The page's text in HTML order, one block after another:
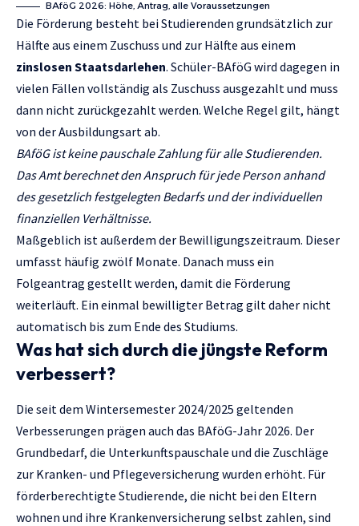
BAföG 2026: Höhe, Antrag, alle Voraussetzungen
Die Förderung besteht bei Studierenden grundsätzlich zur
Hälfte aus einem Zuschuss und zur Hälfte aus einem
zinslosen Staatsdarlehen. Schüler-BAföG wird dagegen in
vielen Fällen vollständig als Zuschuss ausgezahlt und muss
dann nicht zurückgezahlt werden. Welche Regel gilt, hängt
von der Ausbildungsart ab.
BAföG ist keine pauschale Zahlung für alle Studierenden.
Das Amt berechnet den Anspruch für jede Person anhand
des gesetzlich festgelegten Bedarfs und der individuellen
finanziellen Verhältnisse.
Maßgeblich ist außerdem der Bewilligungszeitraum. Dieser
umfasst häufig zwölf Monate. Danach muss ein
Folgeantrag gestellt werden, damit die Förderung
weiterläuft. Ein einmal bewilligter Betrag gilt daher nicht
automatisch bis zum Ende des Studiums.
Was hat sich durch die jüngste Reform
verbessert?
Die seit dem Wintersemester 2024/2025 geltenden
Verbesserungen prägen auch das BAföG-Jahr 2026. Der
Grundbedarf, die Unterkunftspauschale und die Zuschläge
zur Kranken- und Pflegeversicherung wurden erhöht. Für
förderberechtigte Studierende, die nicht bei den Eltern
wohnen und ihre Krankenversicherung selbst zahlen, sind